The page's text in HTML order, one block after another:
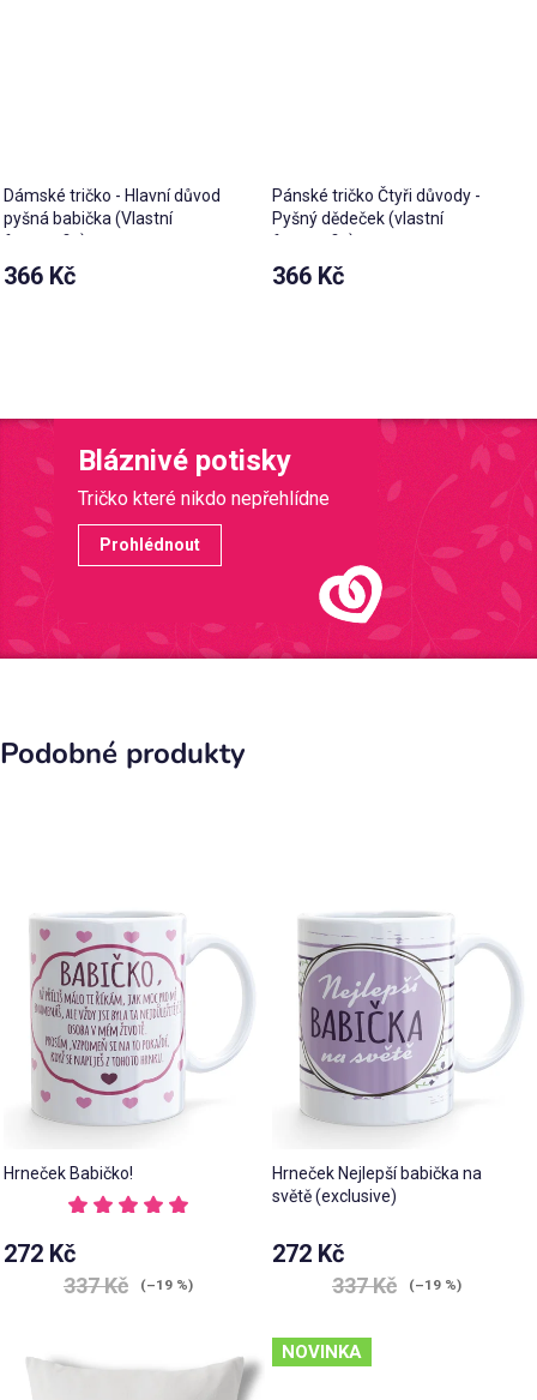
Dámské tričko - Hlavní důvod
pyšná babička (Vlastní
fotografie)
366 Kč
Pánské tričko Čtyři důvody -
Pyšný dědeček (vlastní
fotografie)
366 Kč
Bláznivé potisky
Tričko které nikdo nepřehlídne
Prohlédnout
Podobné produkty
Hrneček Babičko!
hodnocení
produktu
je
5,0
272 Kč
337 Kč (–19 %)
Hrneček Nejlepší babička na
světě (exclusive)
272 Kč
337 Kč (–19 %)
NOVINKA